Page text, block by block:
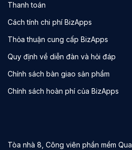
Thanh toán
Cách tính chi phí BizApps
Thỏa thuận cung cấp BizApps
Quy định về diễn đàn và hỏi đáp
Chính sách bàn giao sản phẩm
Chính sách hoàn phí của BizApps
Tòa nhà 8, Công viên phần mềm